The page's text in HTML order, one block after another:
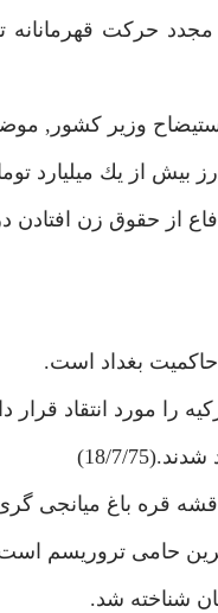
با تإييد مجدد حركت
وزير كشور,
بيش از يك ميليارد
از حقوق زن افتادن
بغداد است.
انتقاد قرار داد.(17/
7/75)
قره باغ ميانجى
حامى تروريسم
شناخته شد.